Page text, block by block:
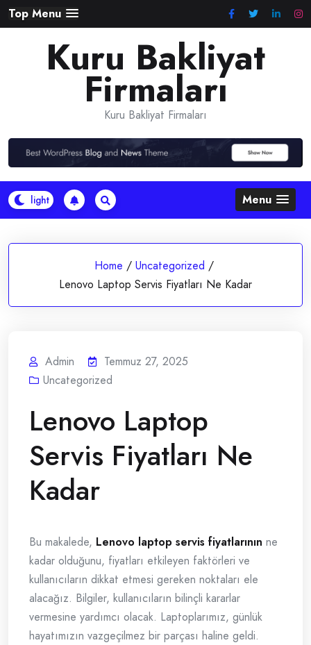
Skip
to
Top Menu
Kuru Bakliyat
Firmaları
Kuru Bakliyat Firmaları
Menu
Home / Uncategorized /
Lenovo Laptop Servis Fiyatları Ne Kadar
Admin
Temmuz 27, 2025
Uncategorized
Lenovo Laptop
Servis Fiyatları Ne
Kadar
Bu makalede, Lenovo laptop servis fiyatlarının ne
kadar olduğunu, fiyatları etkileyen faktörleri ve
kullanıcıların dikkat etmesi gereken noktaları ele
alacağız. Bilgiler, kullanıcıların bilinçli kararlar
vermesine yardımcı olacak. Laptoplarımız, günlük
hayatımızın vazgeçilmez bir parçası haline geldi.